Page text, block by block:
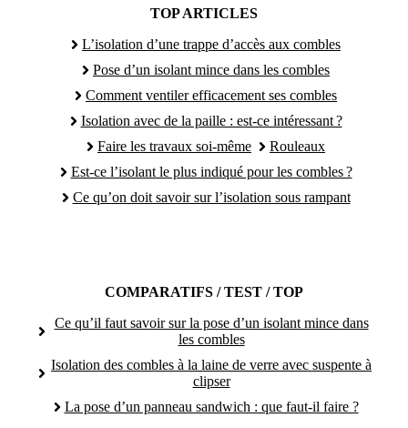
TOP ARTICLES
L’isolation d’une trappe d’accès aux combles
Pose d’un isolant mince dans les combles
Comment ventiler efficacement ses combles
Isolation avec de la paille : est-ce intéressant ?
Faire les travaux soi-même
Rouleaux
Est-ce l’isolant le plus indiqué pour les combles ?
Ce qu’on doit savoir sur l’isolation sous rampant
COMPARATIFS / TEST / TOP
Ce qu’il faut savoir sur la pose d’un isolant mince dans
les combles
Isolation des combles à la laine de verre avec suspente à
clipser
La pose d’un panneau sandwich : que faut-il faire ?